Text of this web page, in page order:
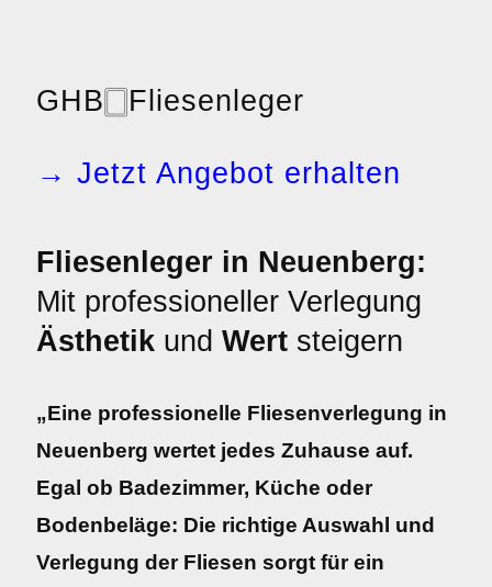
GHB🀆Fliesenleger
→ Jetzt Angebot erhalten
Fliesenleger in Neuenberg:
Mit professioneller Verlegung
Ästhetik und Wert steigern
„Eine professionelle Fliesenverlegung in
Neuenberg wertet jedes Zuhause auf.
Egal ob Badezimmer, Küche oder
Bodenbeläge: Die richtige Auswahl und
Verlegung der Fliesen sorgt für ein